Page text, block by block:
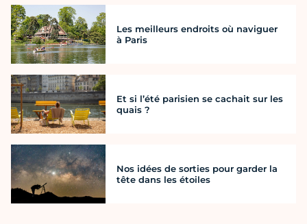
Les meilleurs endroits où naviguer
à Paris
Et si l’été parisien se cachait sur les
quais ?
Nos idées de sorties pour garder la
tête dans les étoiles